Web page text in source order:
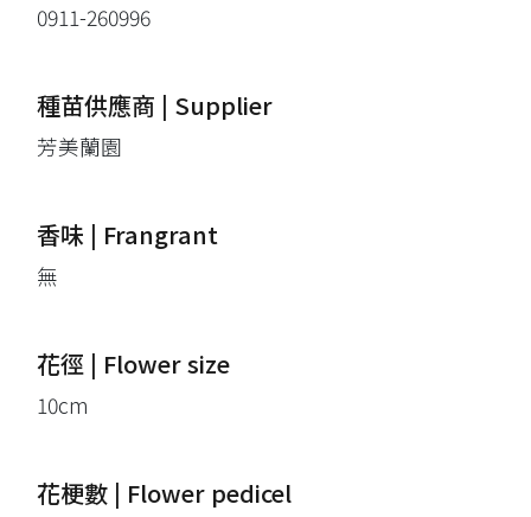
0911-260996
種苗供應商 | Supplier
芳美蘭園
香味 | Frangrant
無
花徑 | Flower size
10cm
花梗數 | Flower pedicel